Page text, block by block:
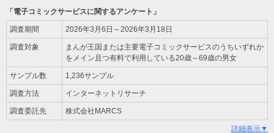
「電子コミックサービスに関するアンケート」
調査期間 2026年3月6日～2026年3月18日
調査対象
まんが王国または主要電子コミックサービスのうちいずれか
をメイン且つ有料で利用している20歳～69歳の男女
サンプル数 1,236サンプル
調査方法 インターネットリサーチ
調査委託先 株式会社MARCS
詳細表示▼